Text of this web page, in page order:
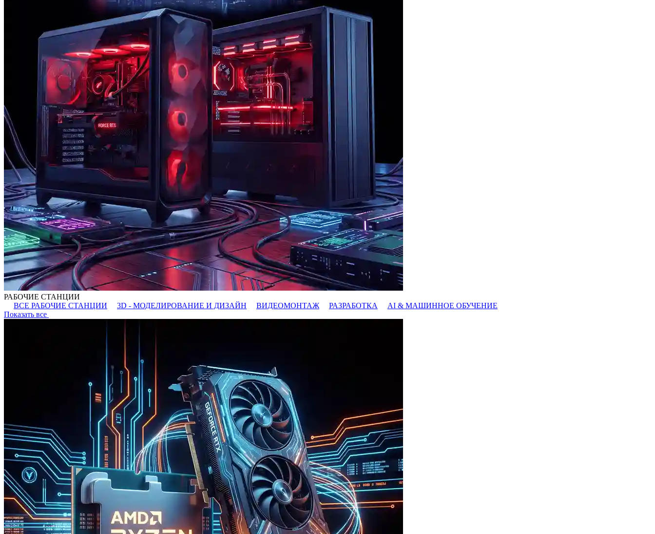
РАБОЧИЕ СТАНЦИИ
ВСЕ РАБОЧИЕ СТАНЦИИ
3D - МОДЕЛИРОВАНИЕ И ДИЗАЙН ВИДЕОМОНТАЖ РАЗРАБОТКА
AI & МАШИННОЕ ОБУЧЕНИЕ
Показать все